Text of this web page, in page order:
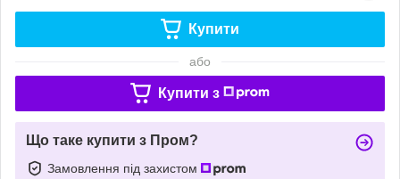
Купити
або
Купити з
Що таке купити з Пром?
Замовлення під захистом